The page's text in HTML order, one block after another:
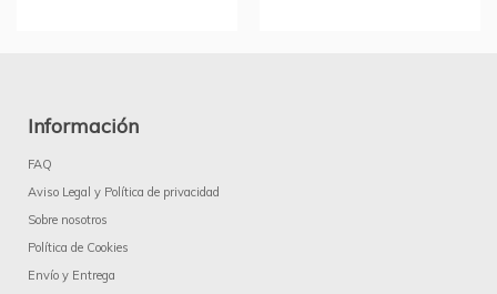
Información
FAQ
Aviso Legal y Política de privacidad
Sobre nosotros
Política de Cookies
Envío y Entrega